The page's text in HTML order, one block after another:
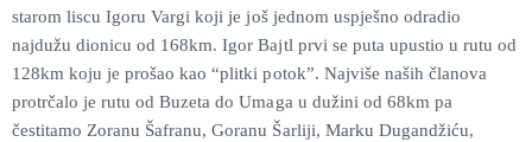
starom liscu Igoru Vargi koji je još jednom uspješno odradio
najdužu dionicu od 168km. Igor Bajtl prvi se puta upustio u rutu od
128km koju je prošao kao “plitki potok”. Najviše naših članova
protrčalo je rutu od Buzeta do Umaga u dužini od 68km pa
čestitamo Zoranu Šafranu, Goranu Šarliji, Marku Dugandžiću,